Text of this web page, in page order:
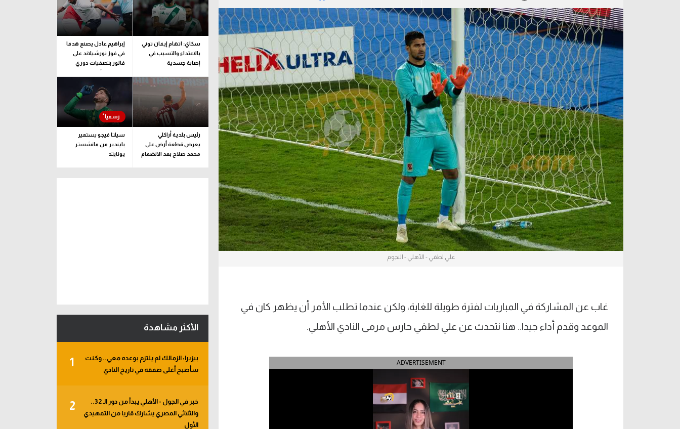
آراء حرة
ركن الألعاب
الدوري السعودي للمحترفين
دوري أبطال أوروبا
دوري أبطال إفريقيا
كل البطولات
دوري أبطال أوروبا
القسم الثاني
رياضات أخرى
آسيا
أمريكا
ركن الألعاب
علي لطفي - الأهلي - النجوم
غاب عن المشاركة في المباريات لفترة طويلة للغاية، ولكن عندما تطلب الأمر أن يظهر كان في
الموعد وقدم أداء جيدا.. هنا نتحدث عن علي لطفي حارس مرمى النادي الأهلي.
ADVERTISEMENT
سكاي: اتهام إيفان توني
بالاعتداء والتسبب في
إصابة جسدية
إبراهيم عادل يصنع هدفا
في فوز نورشيلاند على
فالور بتصفيات دوري
المؤتمر الأوروبي
رئيس بلدية أراكلي
يعرض قطعة أرض على
محمد صلاح بعد الانضمام
سيلتا فيجو يستعير
بايندير من مانشستر
يونايتد
الأكثر مشاهدة
1
بيزيرا: الزمالك لم يلتزم بوعده معي.. وكنت
سأصبح أغلى صفقة في تاريخ النادي
2
خبر في الجول - الأهلي يبدأ من دور الـ 32..
والثلاثي المصري يشارك قاريا من التمهيدي
الأول